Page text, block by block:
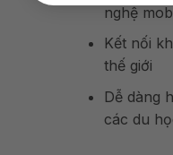
nghệ
Kết nối
thế giới
Dễ dàng
các du